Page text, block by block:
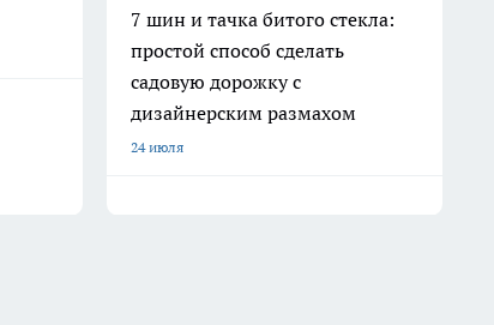
7 шин и тачка битого стекла:
простой способ сделать
садовую дорожку с
дизайнерским размахом
24 июля